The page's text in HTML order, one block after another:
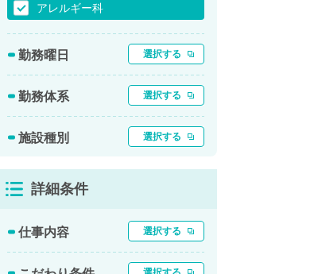
アレルギー科
勤務曜日 選択する
勤務体系 選択する
施設種別 選択する
詳細条件
仕事内容 選択する